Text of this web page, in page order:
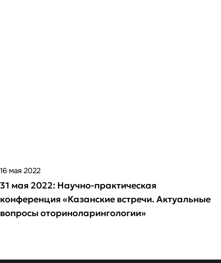
16 мая 2022
31 мая 2022: Научно-практическая
конференция «Казанские встречи. Актуальные
вопросы оториноларингологии»